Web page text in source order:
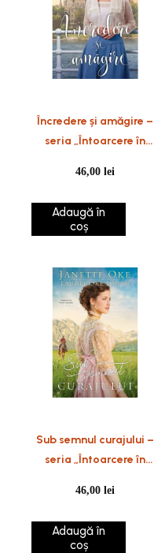
Încredere și amăgire –
seria „Întoarcere în
46,00lei
Adaugă în
coș
Sub semnul curajului –
seria „Întoarcere în
46,00lei
Adaugă în
coș